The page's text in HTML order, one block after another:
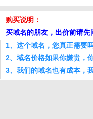
购买说明：
买域名的朋友，出价前请先
1、这个域名，您真正需要
2、域名价格如果你嫌贵，
3、我们的域名也有成本，